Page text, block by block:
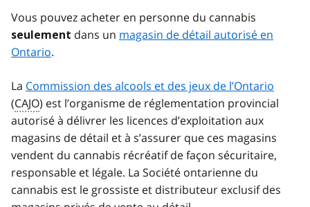
Vous pouvez acheter en personne du cannabis
seulement dans un magasin de détail autorisé en
Ontario.
La Commission des alcools et des jeux de l’Ontario
(CAJO) est l’organisme de réglementation provincial
autorisé à délivrer les licences d’exploitation aux
magasins de détail et à s’assurer que ces magasins
vendent du cannabis récréatif de façon sécuritaire,
responsable et légale. La Société ontarienne du
cannabis est le grossiste et distributeur exclusif des